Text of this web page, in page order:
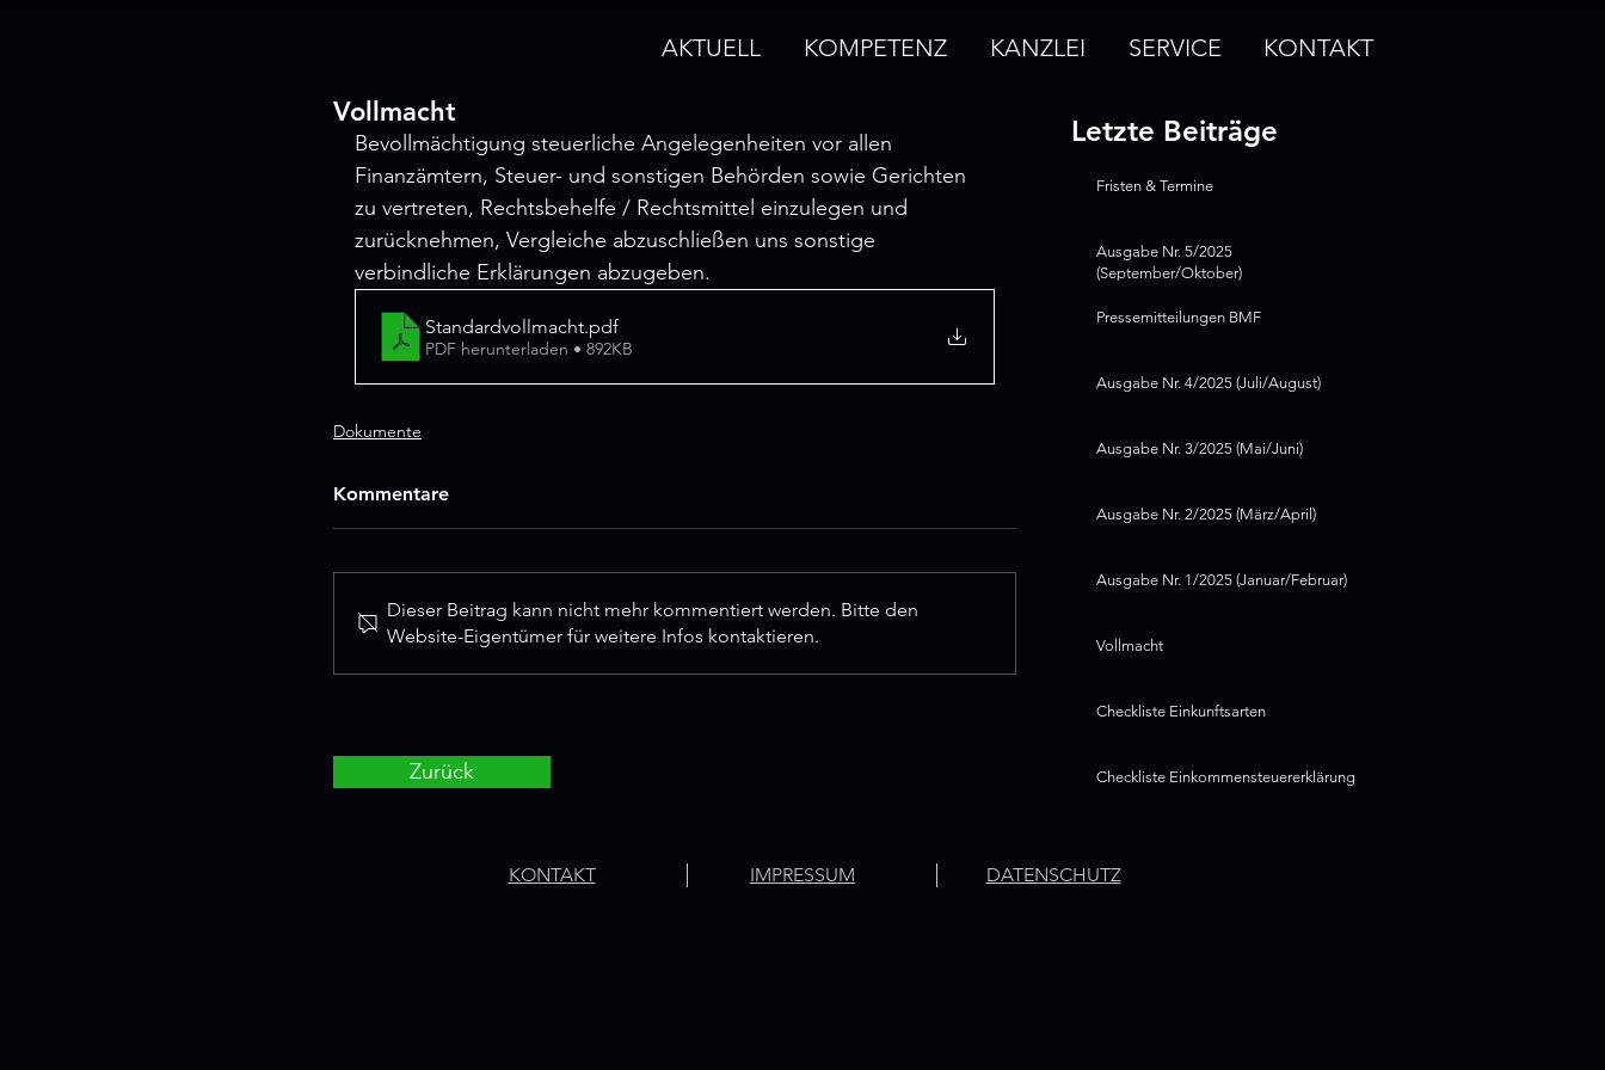
AKTUELL KOMPETENZ KANZLEI SERVICE KONTAKT
Vollmacht
Bevollmächtigung steuerliche Angelegenheiten vor allen
Finanzämtern, Steuer- und sonstigen Behörden sowie Gerichten
zu vertreten, Rechtsbehelfe / Rechtsmittel einzulegen und
zurücknehmen, Vergleiche abzuschließen uns sonstige
verbindliche Erklärungen abzugeben.
Standardvollmacht.pdf
PDF herunterladen • 892KB
Dokumente
Kommentare
Dieser Beitrag kann nicht mehr kommentiert werden. Bitte den
Website-Eigentümer für weitere Infos kontaktieren.
Zurück
Letzte Beiträge
Fristen & Termine
Ausgabe Nr. 5/2025
(September/Oktober)
Pressemitteilungen BMF
Ausgabe Nr. 4/2025 (Juli/August)
Ausgabe Nr. 3/2025 (Mai/Juni)
Ausgabe Nr. 2/2025 (März/April)
Ausgabe Nr. 1/2025 (Januar/Februar)
Vollmacht
Checkliste Einkunftsarten
Checkliste Einkommensteuererklärung
KONTAKT IMPRESSUM DATENSCHUTZ